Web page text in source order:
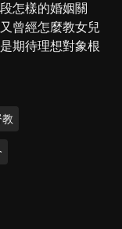
怎樣的婚姻關
曾經怎麼教女兒
期待理想對象根